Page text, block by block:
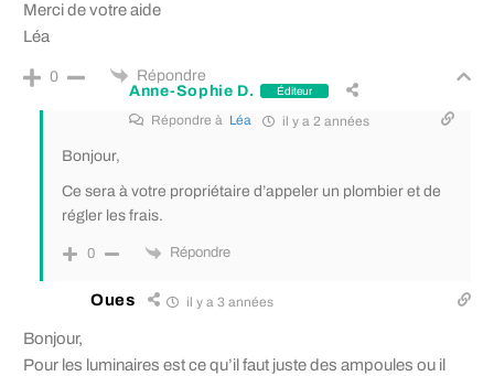
Merci de votre aide
Léa
0
Répondre
Anne-Sophie D.
Éditeur
Répondre à Léa il y a 2 années
Bonjour,
Ce sera à votre propriétaire d’appeler un plombier et de
régler les frais.
0 Répondre
Oues il y a 3 années
Bonjour,
Pour les luminaires est ce qu’il faut juste des ampoules ou il